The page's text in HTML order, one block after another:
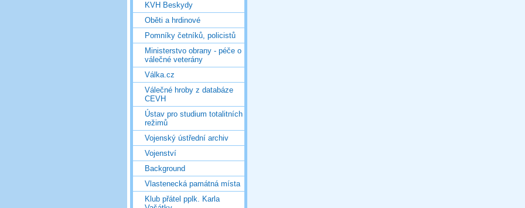
KVH Beskydy
Oběti a hrdinové
Pomníky četníků, policistů
Ministerstvo obrany - péče o
válečné veterány
Válka.cz
Válečné hroby z databáze
CEVH
Ústav pro studium totalitních
režimů
Vojenský ústřední archiv
Vojenství
Background
Vlastenecká památná místa
Klub přátel pplk. Karla